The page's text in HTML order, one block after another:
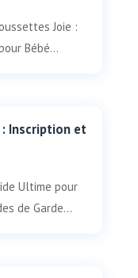
Joie :
Bébé...
: Inscription et
Ultime pour
de Garde...